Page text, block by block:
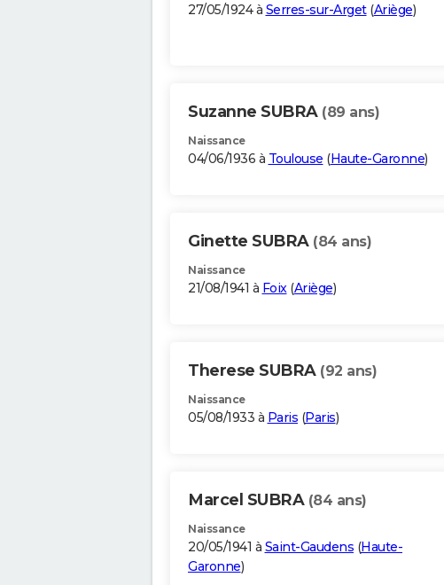
27/05/1924 à Serres-sur-Arget(Ariège)
Suzanne SUBRA (89 ans)
Naissance
04/06/1936 à Toulouse (Haute-Garonne)
Ginette SUBRA (84 ans)
Naissance
21/08/1941 à Foix(Ariège)
Therese SUBRA (92 ans)
Naissance
05/08/1933 à Paris (Paris)
Marcel SUBRA (84 ans)
Naissance
20/05/1941 à Saint-Gaudens (Haute-
Garonne)